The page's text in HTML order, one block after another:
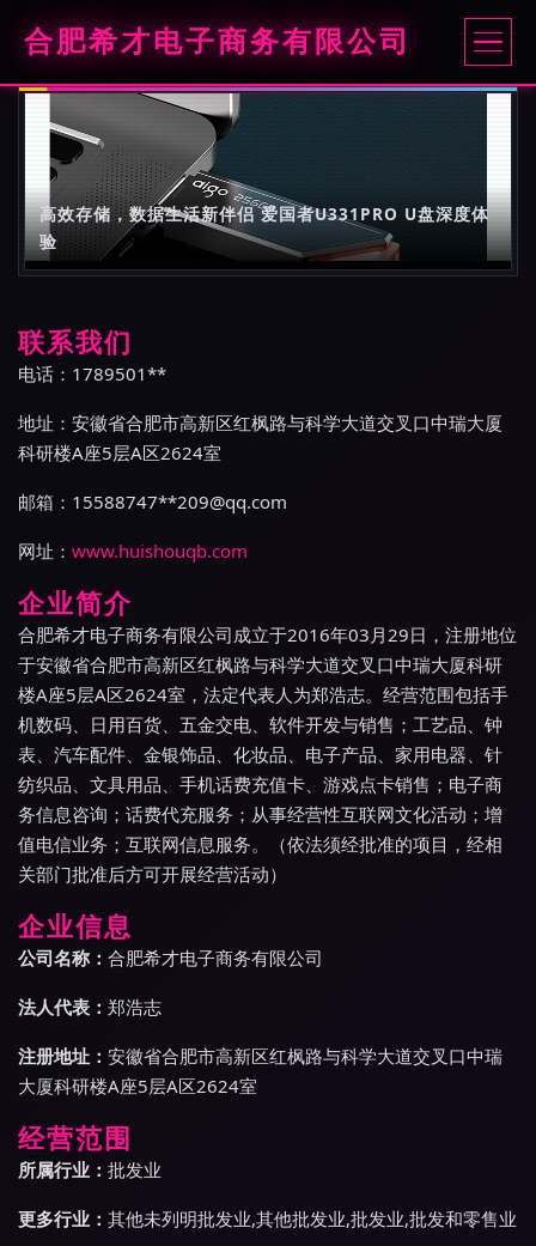
合肥希才电子商务有限公司
高效存储，数据生活新伴侣 爱国者U331PRO U盘深度体
验
联系我们
电话：1789501**
地址：安徽省合肥市高新区红枫路与科学大道交叉口中瑞大厦
科研楼A座5层A区2624室
邮箱：15588747**209@qq.com
网址： www.huishouqb.com
企业简介
合肥希才电子商务有限公司成立于2016年03月29日，注册地位
于安徽省合肥市高新区红枫路与科学大道交叉口中瑞大厦科研
楼A座5层A区2624室，法定代表人为郑浩志。经营范围包括手
机数码、日用百货、五金交电、软件开发与销售；工艺品、钟
表、汽车配件、金银饰品、化妆品、电子产品、家用电器、针
纺织品、文具用品、手机话费充值卡、游戏点卡销售；电子商
务信息咨询；话费代充服务；从事经营性互联网文化活动；增
值电信业务；互联网信息服务。（依法须经批准的项目，经相
关部门批准后方可开展经营活动）
企业信息
公司名称： 合肥希才电子商务有限公司
法人代表： 郑浩志
注册地址： 安徽省合肥市高新区红枫路与科学大道交叉口中瑞
大厦科研楼A座5层A区2624室
经营范围
所属行业： 批发业
更多行业： 其他未列明批发业,其他批发业,批发业,批发和零售业